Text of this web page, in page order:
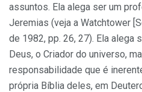
assuntos. Ela alega ser um
Jeremias (veja a Watchtower
de 1982, pp. 26, 27). Ela alega
Deus, o Criador do universo,
responsabilidade que é
própria Bíblia deles, em